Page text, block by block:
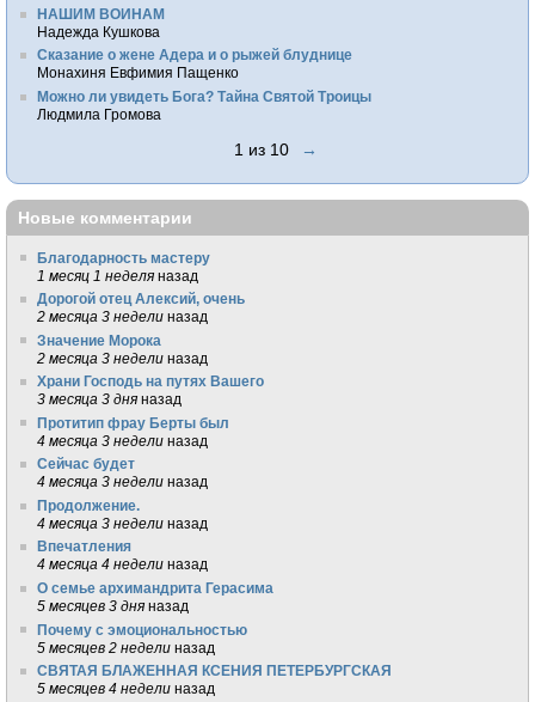
НАШИМ ВОИНАМ
Надежда Кушкова
Сказание о жене Адера и о рыжей блуднице
Монахиня Евфимия Пащенко
Можно ли увидеть Бога? Тайна Святой Троицы
Людмила Громова
1 из 10 →
Новые комментарии
Благодарность мастеру
1 месяц 1 неделя назад
Дорогой отец Алексий, очень
2 месяца 3 недели назад
Значение Морока
2 месяца 3 недели назад
Храни Господь на путях Вашего
3 месяца 3 дня назад
Протитип фрау Берты был
4 месяца 3 недели назад
Сейчас будет
4 месяца 3 недели назад
Продолжение.
4 месяца 3 недели назад
Впечатления
4 месяца 4 недели назад
О семье архимандрита Герасима
5 месяцев 3 дня назад
Почему с эмоциональностью
5 месяцев 2 недели назад
СВЯТАЯ БЛАЖЕННАЯ КСЕНИЯ ПЕТЕРБУРГСКАЯ
5 месяцев 4 недели назад